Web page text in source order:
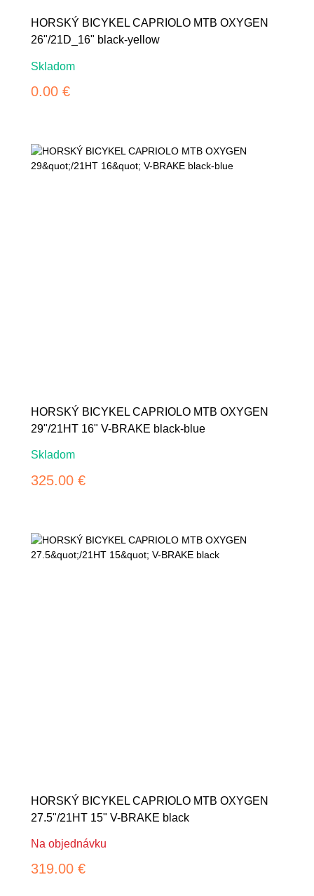
HORSKÝ BICYKEL CAPRIOLO MTB OXYGEN
26"/21D_16" black-yellow
Skladom
0.00 €
HORSKÝ BICYKEL CAPRIOLO MTB OXYGEN
29"/21HT 16" V-BRAKE black-blue
Skladom
325.00 €
HORSKÝ BICYKEL CAPRIOLO MTB OXYGEN
27.5"/21HT 15" V-BRAKE black
Na objednávku
319.00 €